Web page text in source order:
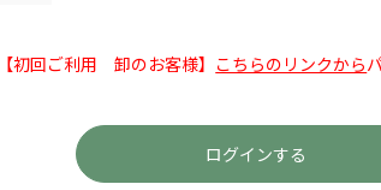
【初回ご利用 卸のお客様】 こちらのリンクから